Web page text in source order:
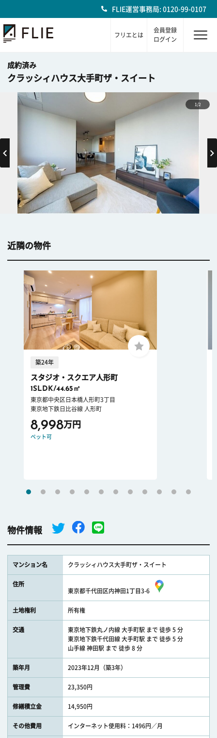
FLIE運営事務局: 0120-99-0107
フリエとは
会員登録
ログイン
成約済み
クラッシィハウス大手町ザ・スイート
1/2
近隣の物件
築24年
スタジオ・スクエア人形町
1SLDK/44.65㎡
東京都中央区日本橋人形町3丁目
東京地下鉄日比谷線 人形町
8,998万円
ペット可
物件情報
マンション名 クラッシィハウス大手町ザ・スイート
住所
東京都千代田区内神田1丁目3-6
土地権利 所有権
交通
東京地下鉄丸ノ内線 大手町駅 まで 徒歩 5 分
東京地下鉄千代田線 大手町駅 まで 徒歩 5 分
山手線 神田駅 まで 徒歩 8 分
築年月 2023年12月（築3年）
管理費 23,350円
修繕積立金 14,950円
その他費用 インターネット使用料：1496円／月